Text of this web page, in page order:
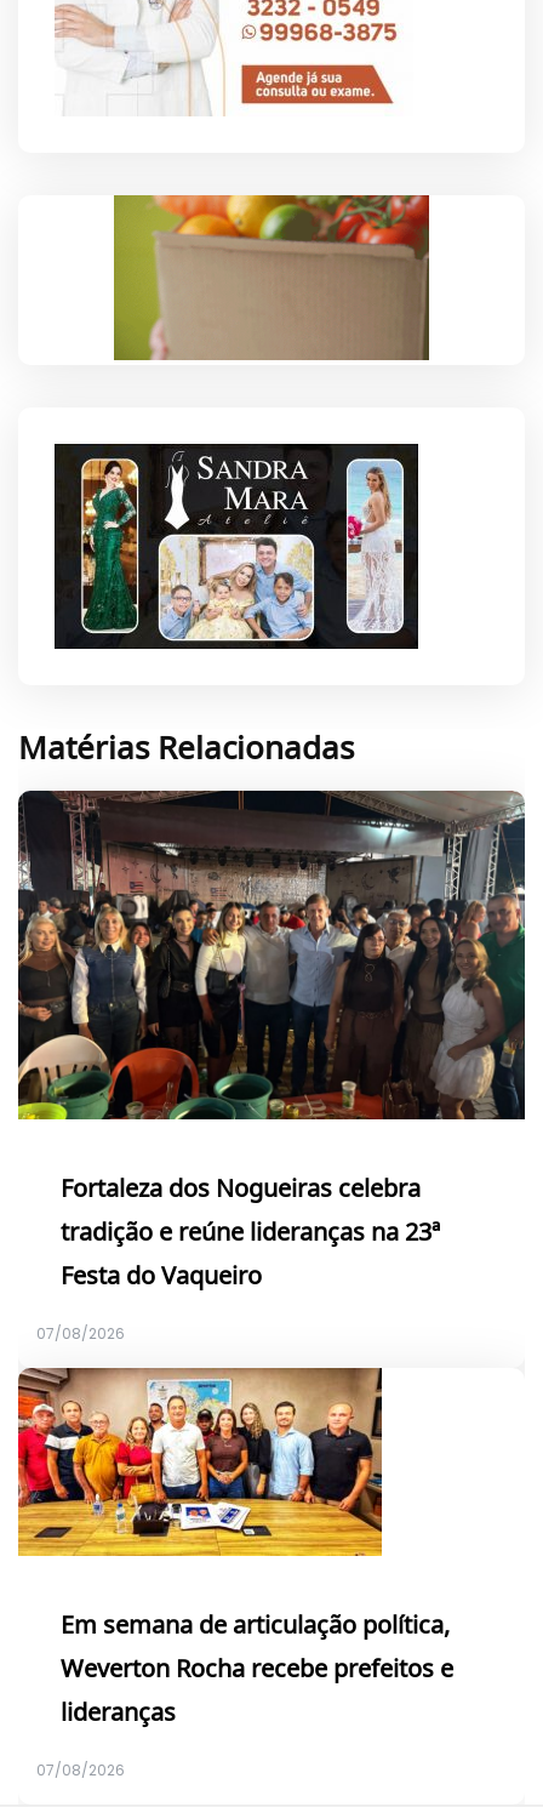
Matérias Relacionadas
Fortaleza dos Nogueiras celebra
tradição e reúne lideranças na 23ª
Festa do Vaqueiro
07/08/2026
Em semana de articulação política,
Weverton Rocha recebe prefeitos e
lideranças
07/08/2026